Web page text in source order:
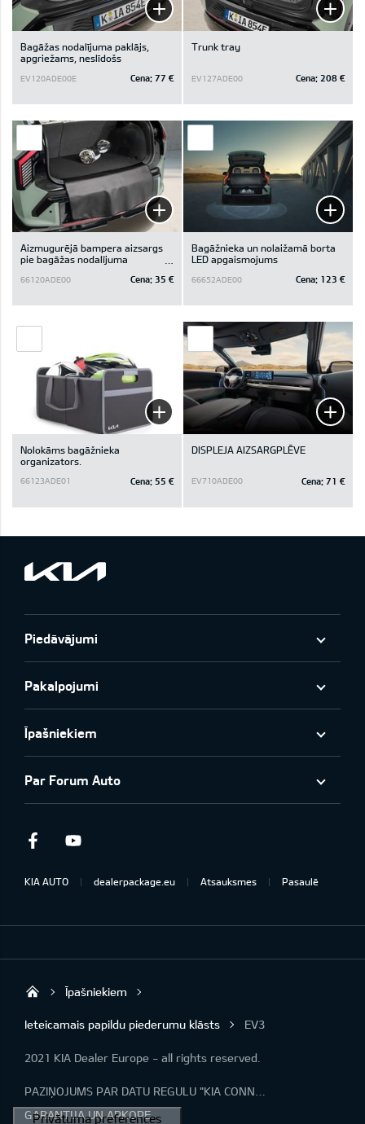
Bagāžas nodalījuma paklājs,
apgriežams, neslīdošs
EV120ADE00E Cena: 77 €
Trunk tray
EV127ADE00 Cena: 208 €
Aizmugurējā bampera aizsargs
pie bagāžas nodalījuma
66120ADE00 Cena: 35 €
Bagāžnieka un nolaižamā borta
LED apgaismojums
66652ADE00 Cena: 123 €
Nolokāms bagāžnieka
organizators.
66123ADE01 Cena: 55 €
DISPLEJA AIZSARGPLĒVE
EV710ADE00 Cena: 71 €
Piedāvājumi
Pakalpojumi
Īpašniekiem
Par Forum Auto
Facebook
KIA AUTO dealerpackage.eu Atsauksmes Pasaulē
Forum Auto SIA
Īpašniekiem
Ieteicamais papildu piederumu klāsts EV3
2021 KIA Dealer Europe - all rights reserved.
GARANTIJA UN APKOPE